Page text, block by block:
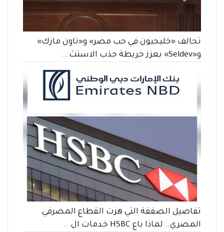
تحالف «خليجيون في حب مصر» و«تاون مارك»
و«Seldev» يعزز خريطة جذب الاستث...
تفاصيل الصفقة التي هزت القطاع المصرفي
المصري.. لماذا باع HSBC خدمات ال...